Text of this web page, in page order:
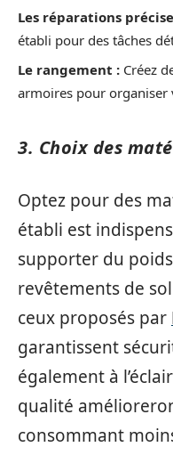
Les réparations
établi pour des tâches
Le rangement : Créez
armoires pour organiser
3. Choix des
Optez pour des
établi est
supporter du
revêtements de
ceux proposés par
garantissent
également à
qualité
consommant